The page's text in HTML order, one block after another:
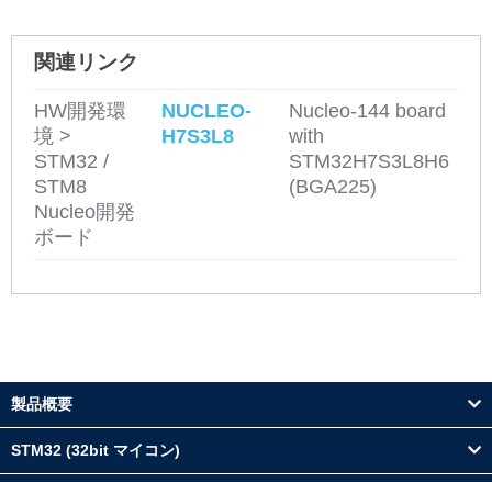
関連リンク
HW開発環
境 >
STM32 /
STM8
Nucleo開発
ボード
NUCLEO-
H7S3L8
Nucleo-144 board
with
STM32H7S3L8H6
(BGA225)
製品概要
STM32 (32bit マイコン)